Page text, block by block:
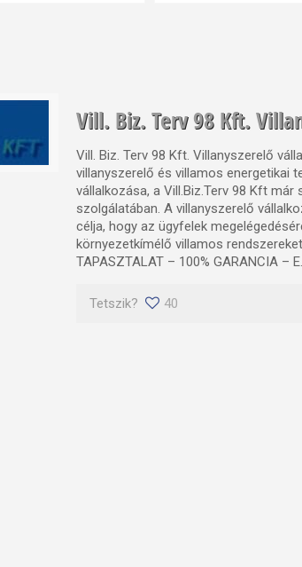
Vill. Biz. Terv 98 Kft.
Vill. Biz. Terv 98 Kft. Villanyszerelő
villanyszerelő és villamos energetikai
vállalkozása, a Vill.Biz.Terv 98 Kft
szolgálatában. A villanyszerelő
célja, hogy az ügyfelek
környezetkímélő villamos
TAPASZTALAT – 100% GARANCIA –
Tetszik? 40